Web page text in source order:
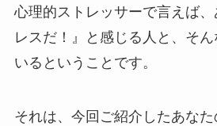
心理的ストレッサーで言えば、
レスだ！』と感じる人と、そ
いるということです。
それは、今回ご紹介したあなた